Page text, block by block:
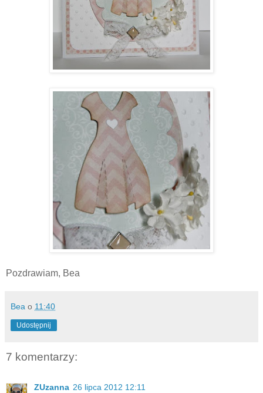
Pozdrawiam, Bea
Bea o 11:40
Udostępnij
7 komentarzy:
ZUzanna 26 lipca 2012 12:11